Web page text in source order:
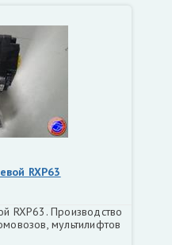
RXP63
RXP63. Производство
мультилифтов